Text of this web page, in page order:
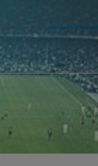
سياسة الخصوصية . قد تتلقى